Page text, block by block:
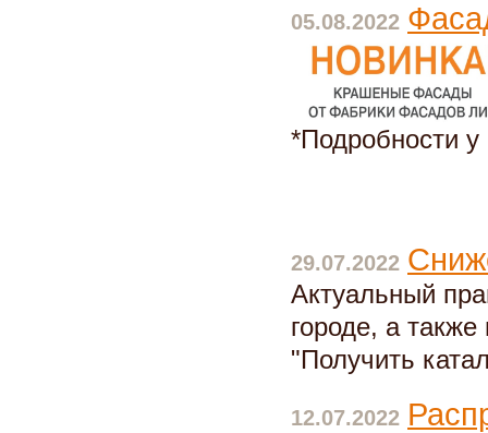
05.08.2022
*Подробности
29.07.2022
Актуальный
городе, а также
"Получить
12.07.2022